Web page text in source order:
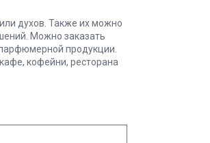
духов. Также их можно
Можно заказать
продукции.
кофейни, ресторана